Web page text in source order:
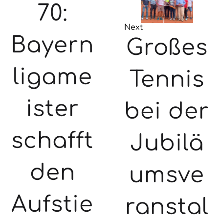
70:
Bayern
ligame
ister
schafft
den
Aufstie
Next
Großes
Tennis
bei der
Jubilä
umsve
ranstal